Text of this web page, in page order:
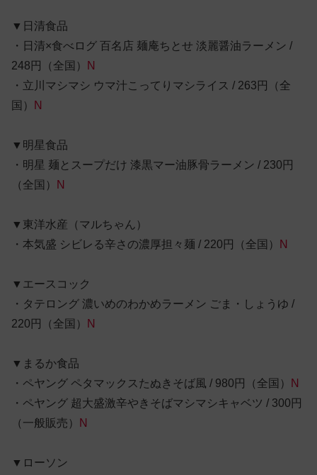
▼日清食品
・日清×食べログ 百名店 麺庵ちとせ 淡麗醤油ラーメン /
248円（全国）
N
・立川マシマシ ウマ汁こってりマシライス / 263円（全
国）
N
▼明星食品
・明星 麺とスープだけ 漆黒マー油豚骨ラーメン / 230円
（全国）
N
▼東洋水産（マルちゃん）
・本気盛 シビレる辛さの濃厚担々麺 / 220円（全国）
N
▼エースコック
・タテロング 濃いめのわかめラーメン ごま・しょうゆ /
220円（全国）
N
▼まるか食品
・ペヤング ペタマックスたぬきそば風 / 980円（全国）
N
・ペヤング 超大盛激辛やきそばマシマシキャベツ / 300円
（一般販売）
N
▼ローソン